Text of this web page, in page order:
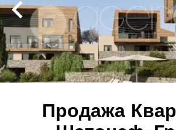
Продажа